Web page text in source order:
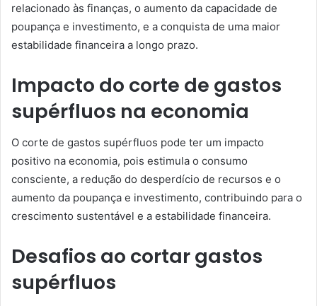
relacionado às finanças, o aumento da capacidade de
poupança e investimento, e a conquista de uma maior
estabilidade financeira a longo prazo.
Impacto do corte de gastos
supérfluos na economia
O corte de gastos supérfluos pode ter um impacto
positivo na economia, pois estimula o consumo
consciente, a redução do desperdício de recursos e o
aumento da poupança e investimento, contribuindo para o
crescimento sustentável e a estabilidade financeira.
Desafios ao cortar gastos
supérfluos